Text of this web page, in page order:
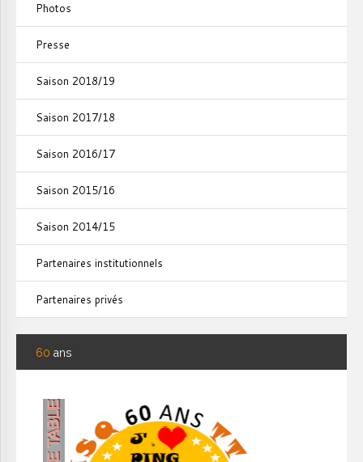
Photos
Presse
Saison 2018/19
Saison 2017/18
Saison 2016/17
Saison 2015/16
Saison 2014/15
Partenaires institutionnels
Partenaires privés
60 ans